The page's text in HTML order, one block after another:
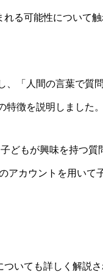
る可能性について
「人間の言葉で質
徴を説明しました。
どもが興味を持つ質
アカウントを用いて
いても詳しく解説